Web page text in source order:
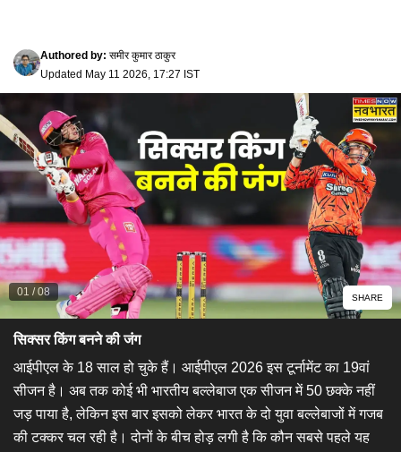
Authored by: समीर कुमार ठाकुर
Updated May 11 2026, 17:27 IST
01 /08 SHARE
सिक्सर किंग बनने की जंग
आईपीएल के 18 साल हो चुके हैं। आईपीएल 2026 इस टूर्नामेंट का 19वां
सीजन है। अब तक कोई भी भारतीय बल्लेबाज एक सीजन में 50 छक्के नहीं
जड़ पाया है, लेकिन इस बार इसको लेकर भारत के दो युवा बल्लेबाजों में गजब
की टक्कर चल रही है। दोनों के बीच होड़ लगी है कि कौन सबसे पहले यह